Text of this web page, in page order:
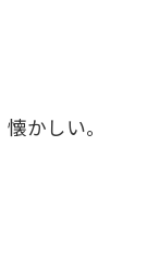
かしい。